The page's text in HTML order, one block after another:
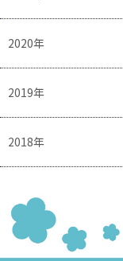
2020年
2019年
2018年